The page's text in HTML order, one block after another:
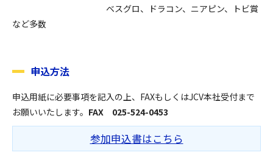
ベスグロ、ドラコン、ニアピン、トビ賞
など多数
申込方法
申込用紙に必要事項を記入の上、FAXもしくはJCV本社受付まで
お願いいたします。 FAX 025-524-0453
参加申込書はこちら